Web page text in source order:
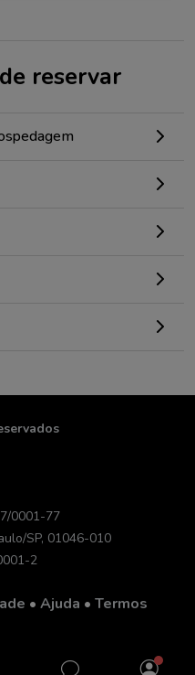
reservar
0001-77
SP, 01046-010
2
• Ajuda • Termos